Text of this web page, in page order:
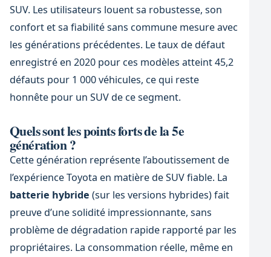
SUV. Les utilisateurs louent sa robustesse, son
confort et sa fiabilité sans commune mesure avec
les générations précédentes. Le taux de défaut
enregistré en 2020 pour ces modèles atteint 45,2
défauts pour 1 000 véhicules, ce qui reste
honnête pour un SUV de ce segment.
Quels sont les points forts de la 5e
génération ?
Cette génération représente l’aboutissement de
l’expérience Toyota en matière de SUV fiable. La
batterie hybride (sur les versions hybrides) fait
preuve d’une solidité impressionnante, sans
problème de dégradation rapide rapporté par les
propriétaires. La consommation réelle, même en